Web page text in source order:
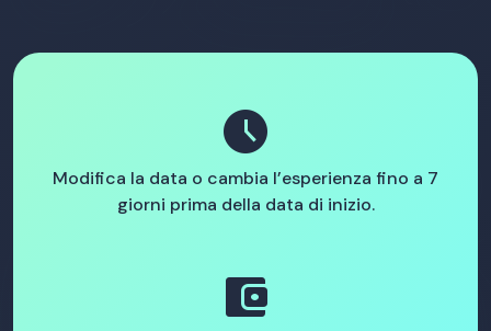
schedule
Modifica la data o cambia l’esperienza fino a 7
giorni prima della data di inizio.
account_balance_wallet